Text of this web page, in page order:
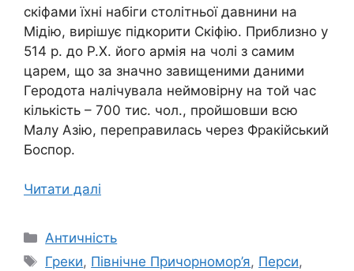
скіфами їхні набіги столітньої давнини на
Мідію, вирішує підкорити Скіфію. Приблизно у
514 р. до Р.Х. його армія на чолі з самим
царем, що за значно завищеними даними
Геродота налічувала неймовірну на той час
кількість – 700 тис. чол., пройшовши всю
Малу Азію, переправилась через Фракійський
Боспор.
Читати далі
Категорії
Античність
Позначки
Греки, Північне Причорномор’я, Перси,